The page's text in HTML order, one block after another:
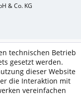
& Co. KG
technischen Betrieb
gesetzt werden.
dieser Website
die Interaktion mit
vereinfachen